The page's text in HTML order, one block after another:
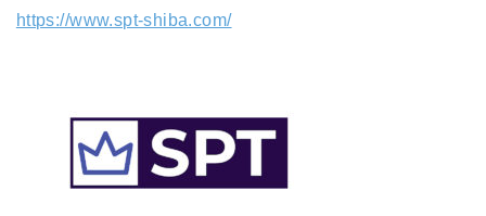
https://www.spt-shiba.com/